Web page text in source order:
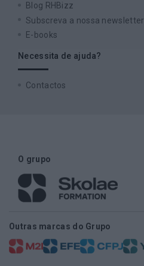
Blog RHBizz
Subscreva a nossa newsletter
E-books
Necessita de ajuda?
Contactos
O grupo
Outras marcas do Grupo